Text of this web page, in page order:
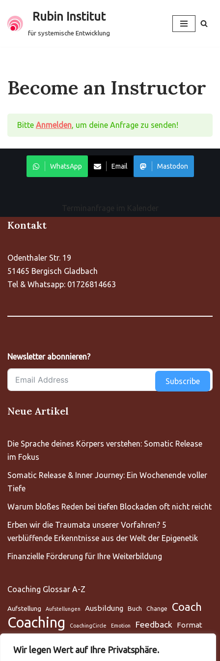
Wir legen Wert auf Ihre Privatsphäre.
Zum
Rubin Institut
für systemische Entwicklung
Become an Instructor
Bitte Anmelden, um deine Anfrage zu senden!
WhatsApp Email Mastodon
Terminanfrage im Kalender
Kontakt
Odenthaler Str. 19
51465 Bergisch Gladbach
Tel & Whatsapp: 01726814663
Newsletter abonnieren?
Subscribe
Neue Artikel
Die Sprache deines Körpers verstehen: Somatic Release
im Fokus
Somatic Release & Inner Journey: Ein Wochenende voller
Tiefe
Warum bloßes Reden bei tiefen Blockaden oft nicht reicht
Erben wir die Traumata unserer Vorfahren? 5
verblüffende Erkenntnisse aus der Welt der Epigenetik
Finanzielle Förderung für Ihre Weiterbildung
Coaching Glossar A-Z
Aufstellung Aufstellungen Ausbildung Buch Change Coach
Coaching CoachingCircle Emotion Feedback Format
Glaubenssysteme Loslassen Lunge Lösungsorientiert Meditation